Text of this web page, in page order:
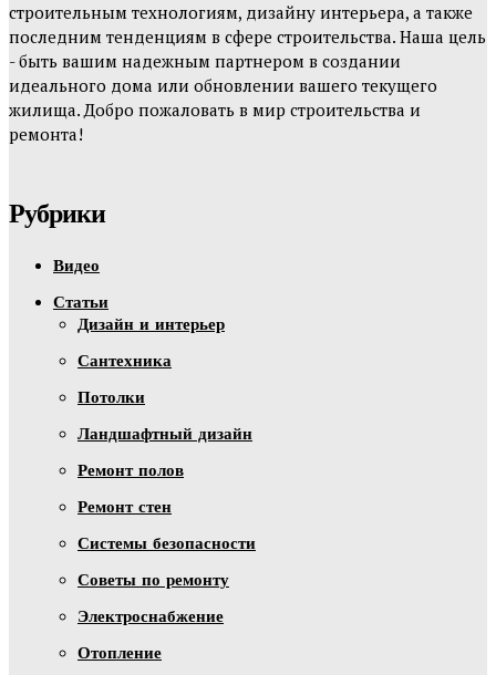
строительным технологиям, дизайну интерьера, а также
последним тенденциям в сфере строительства. Наша цель
- быть вашим надежным партнером в создании
идеального дома или обновлении вашего текущего
жилища. Добро пожаловать в мир строительства и
ремонта!
Рубрики
Видео
Статьи
Дизайн и интерьер
Сантехника
Потолки
Ландшафтный дизайн
Ремонт полов
Ремонт стен
Системы безопасности
Советы по ремонту
Электроснабжение
Отопление